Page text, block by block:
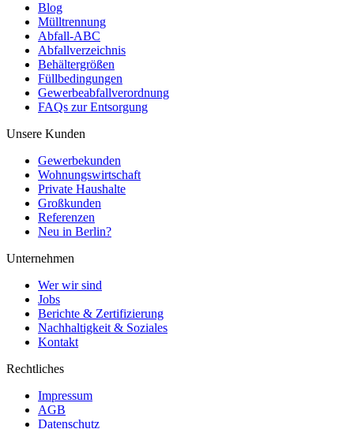
Blog
Mülltrennung
Abfall-ABC
Abfallverzeichnis
Behältergrößen
Füllbedingungen
Gewerbeabfallverordnung
FAQs zur Entsorgung
Unsere Kunden
Gewerbekunden
Wohnungswirtschaft
Private Haushalte
Großkunden
Referenzen
Neu in Berlin?
Unternehmen
Wer wir sind
Jobs
Berichte & Zertifizierung
Nachhaltigkeit & Soziales
Kontakt
Rechtliches
Impressum
AGB
Datenschutz